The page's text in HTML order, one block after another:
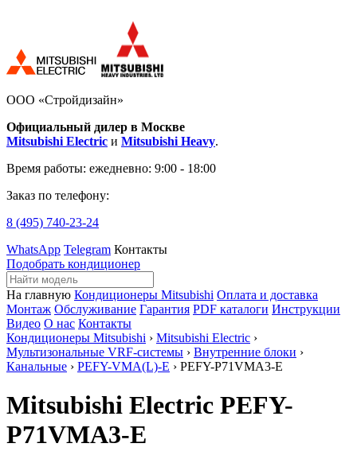
ООО «Стройдизайн»
Официальный дилер в Москве
Mitsubishi Electric и Mitsubishi Heavy.
Время работы: ежедневно: 9:00 - 18:00
Заказ по телефону:
8 (495) 740-23-24
WhatsApp Telegram Контакты
Подобрать кондиционер
На главную Кондиционеры Mitsubishi Оплата и доставка
Монтаж Обслуживание Гарантия PDF каталоги Инструкции
Видео О нас Контакты
Кондиционеры Mitsubishi › Mitsubishi Electric ›
Мультизональные VRF-системы › Внутренние блоки ›
Канальные › PEFY-VMA(L)-E › PEFY-P71VMA3-E
Mitsubishi Electric PEFY-
P71VMA3-E